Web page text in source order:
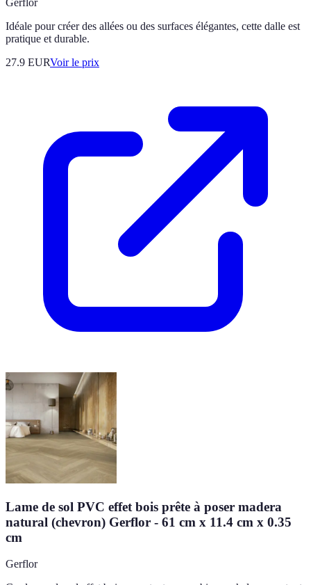
Idéale pour créer des allées ou des surfaces élégantes, cette dalle est
pratique et durable.
27.9 EURVoir le prix
Lame de sol PVC effet bois prête à poser madera
natural (chevron) Gerflor - 61 cm x 11.4 cm x 0.35
cm
Gerflor